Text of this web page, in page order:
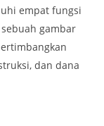
empat fungsi
gambar
dan dana